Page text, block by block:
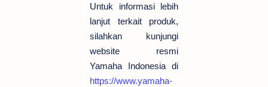
Untuk informasi lebih
lanjut terkait produk,
silahkan kunjungi
website resmi
Yamaha Indonesia di
https://www.yamaha-